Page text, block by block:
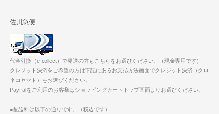
佐川急便
代金引換（e-collect）で発送の方もこちらをお選びください。（現金専用です）
クレジット決済をご希望の方は下記にあるお支払方法画面でクレジット決済（クロ
ネコヤマト）をお選びください。
PayPalをご利用のお客様はショッピングカートトップ画面よりお選びください。
●配送料は以下の通りです。（税込です）